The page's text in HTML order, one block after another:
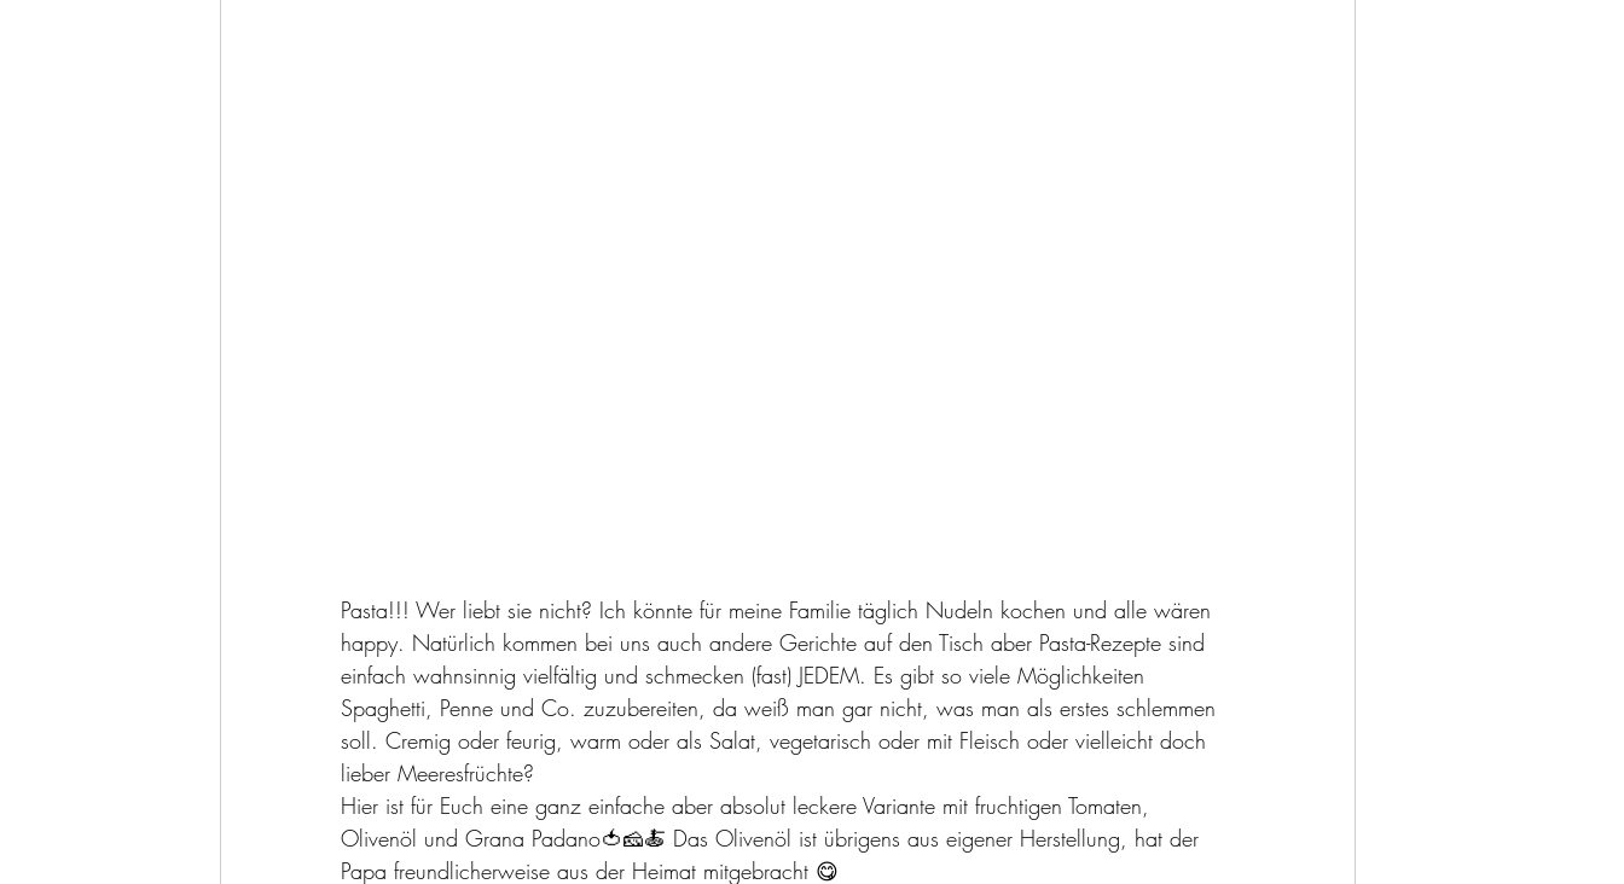
Pasta!!! Wer liebt sie nicht? Ich könnte für meine Familie täglich Nudeln kochen und alle wären
happy. Natürlich kommen bei uns auch andere Gerichte auf den Tisch aber Pasta-Rezepte sind
einfach wahnsinnig vielfältig und schmecken (fast) JEDEM. Es gibt so viele Möglichkeiten
Spaghetti, Penne und Co. zuzubereiten, da weiß man gar nicht, was man als erstes schlemmen
soll. Cremig oder feurig, warm oder als Salat, vegetarisch oder mit Fleisch oder vielleicht doch
lieber Meeresfrüchte?
Hier ist für Euch eine ganz einfache aber absolut leckere Variante mit fruchtigen Tomaten,
Olivenöl und Grana Padano🍅🧀🍝 Das Olivenöl ist übrigens aus eigener Herstellung, hat der
Papa freundlicherweise aus der Heimat mitgebracht 😋